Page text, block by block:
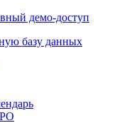
демо-доступ
базу данных